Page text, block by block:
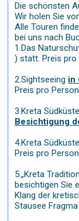
Die schönsten
Wir holen Sie
Alle Touren
bei uns nach
1.Das
) statt. Preis pro
2.Sightseeing in
Preis pro
3.Kreta
Besichtigung
4.Kreta
Preis pro
5.„Kreta
besichtigen Sie
Klang der
Stausee